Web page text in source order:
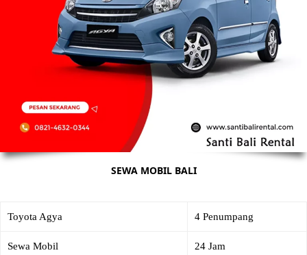
SEWA MOBIL BALI
Toyota Agya 4 Penumpang
Sewa Mobil 24 Jam